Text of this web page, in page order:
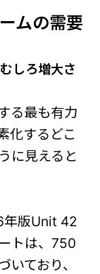
ムの需要
しろ増大さ
る最も有力
化するどこ
に見えると
年版Unit 42
トは、750
ており、